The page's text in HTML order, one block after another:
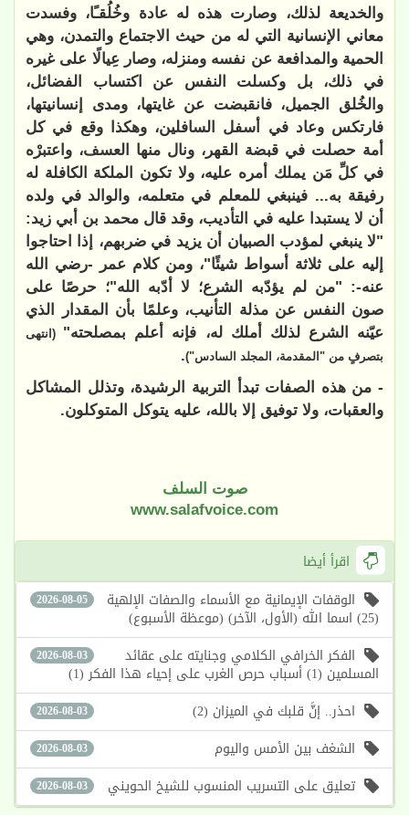
والخديعة لذلك، وصارت هذه له عادة وخُلُقـًا، وفسدت
معاني الإنسانية التي له من حيث الاجتماع والتمدن، وهي
الحمية والمدافعة عن نفسه ومنزله، وصار عِيالًا على غيره
في ذلك، بل وكسلت النفس عن اكتساب الفضائل،
والخُلق الجميل، فانقبضت عن غايتها، ومدى إنسانيتها،
فارتكس وعاد في أسفل السافلين، وهكذا وقع في كل
أمة حصلت في قبضة القهر، ونال منها العسف، واعتبرْه
في كلِّ مَن يملك أمره عليه، ولا تكون الملكة الكافلة له
رفيقة به... فينبغي للمعلم في متعلمه، والوالد في ولده
أن لا يستبدا عليه في التأديب، وقد قال محمد بن أبي زيد:
"لا ينبغي لمؤدب الصبيان أن يزيد في ضربهم، إذا احتاجوا
إليه على ثلاثة أسواط شيئًا"، ومن كلام عمر -رضي الله
عنه-: "من لم يؤدّبه الشرع؛ لا أدّبه الله"؛ حرصًا على
صون النفس عن مذلة التأنيب، وعلمًا بأن المقدار الذي
عيّنه الشرع لذلك أملك له، فإنه أعلم بمصلحته" (انتهى
بتصرفٍ من "المقدمة، المجلد السادس").
- من هذه الصفات تبدأ التربية الرشيدة، وتذلل المشاكل
والعقبات، ولا توفيق إلا بالله، عليه يتوكل المتوكلون.
صوت السلف
www.salafvoice.com
اقرأ أيضا
2026-08-05 الوقفات الإيمانية مع الأسماء والصفات الإلهية
(25) اسما الله (الأول، الآخر) (موعظة الأسبوع)
2026-08-03 الفكر الخرافي الكلامي وجنايته على عقائد
المسلمين (1) أسباب حرص الغرب على إحياء هذا الفكر (1)
2026-08-03 احذر.. إنَّ قلبك في الميزان (2)
2026-08-03 الشغف بين الأمس واليوم
2026-08-03 تعليق على التسريب المنسوب للشيخ الحويني